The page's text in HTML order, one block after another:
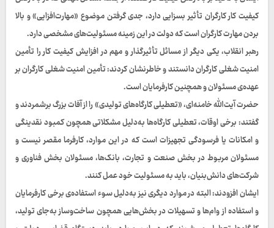
کیفیت کار کارگران تأثیر بسزایی دارد، جدی گرفتن موضوع «مهارت‌افزایی» و بالا
بردن مهارت کارگران است که دولت در این زمینه مسئولیت‌های مشخصی دارد.
رهبر انقلاب، یکی دیگر از مسائل تأثیرگذار و مهم در افزایش کیفیت کار را تأمین
امنیت شغلی کارگران دانستند و خاطرنشان کردند: تأمین امنیت شغلی کارگران بر
عهده‌ی مسئولان و همچنین کارفرمایان است.
حضرت آیت‌الله خامنه‌ای، «تعطیلی کارگاه‌های تولیدی» را از آفات بزرگ برشمردند و
گفتند: برخی اوقات، تعطیلی کارگاه‌ها به‌دلیل مشکلاتی همچون کمبود نقدینگی
و امکانات یا فرسودگی تجهیزات است که در این موارد، کارفرما مقصر نیست و
مسئولان مربوط در بخش صنعت و تجارت، بانک‌ها، مسئولان بخش فناوری و
شرکت‌های دانش‌بنیان، باید به مسئولیت خود عمل کنند.
ایشان افزودند: البته در موارد دیگری نیز به‌دلیل سوء استفاده‌ی برخی کارفرمایان
و استفاده از وام‌ها و تسهیلات در بخش‌هایی همچون ساخت‌وساز به‌جای تولید،